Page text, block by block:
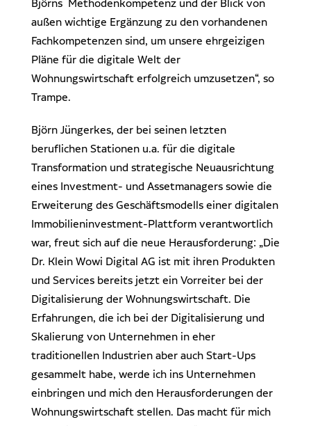
Björns Methodenkompetenz und der Blick von
außen wichtige Ergänzung zu den vorhandenen
Fachkompetenzen sind, um unsere ehrgeizigen
Pläne für die digitale Welt der
Wohnungswirtschaft erfolgreich umzusetzen“, so
Trampe.
Björn Jüngerkes, der bei seinen letzten
beruflichen Stationen u.a. für die digitale
Transformation und strategische Neuausrichtung
eines Investment- und Assetmanagers sowie die
Erweiterung des Geschäftsmodells einer digitalen
Immobilieninvestment-Plattform verantwortlich
war, freut sich auf die neue Herausforderung: „Die
Dr. Klein Wowi Digital AG ist mit ihren Produkten
und Services bereits jetzt ein Vorreiter bei der
Digitalisierung der Wohnungswirtschaft. Die
Erfahrungen, die ich bei der Digitalisierung und
Skalierung von Unternehmen in eher
traditionellen Industrien aber auch Start-Ups
gesammelt habe, werde ich ins Unternehmen
einbringen und mich den Herausforderungen der
Wohnungswirtschaft stellen. Das macht für mich